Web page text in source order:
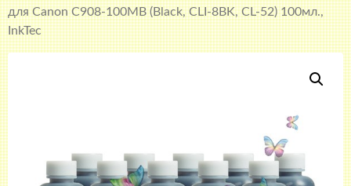
для Canon C908-100MB (Black, CLI-8BK, CL-52) 100мл.,
InkTec